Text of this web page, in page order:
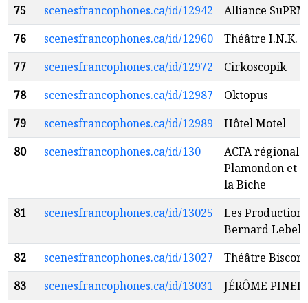
75
scenesfrancophones.ca/id/12942
Alliance SuPRM
76
scenesfrancophones.ca/id/12960
Théâtre I.N.K.
77
scenesfrancophones.ca/id/12972
Cirkoscopik
78
scenesfrancophones.ca/id/12987
Oktopus
79
scenesfrancophones.ca/id/12989
Hôtel Motel
80
scenesfrancophones.ca/id/130
ACFA régionale
Plamondon et
la Biche
81
scenesfrancophones.ca/id/13025
Les Productions
Bernard Lebel
82
scenesfrancophones.ca/id/13027
Théâtre
83
scenesfrancophones.ca/id/13031
JÉRÔME PINEL